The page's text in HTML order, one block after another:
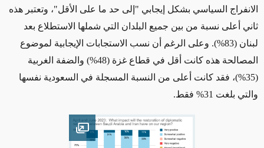
الانفراج السياسي بشكل إيجابي "إلى حد ما على الأقل"، وتعتبر هذه
ثاني أعلى نسبة من بين جميع البلدان التي شملها الاستطلاع بعد
لبنان (83%). وعلى الرغم أن نسب الاستجابات الإيجابية لموضوع
المصالحة هذه كانت أقل في قطاع غزة (48%) والضفة الغربية
(35%)، فقد كانت أعلى من النسبة المسجلة في السعودية نفسها
والتي بلغت 31% فقط.
Open image